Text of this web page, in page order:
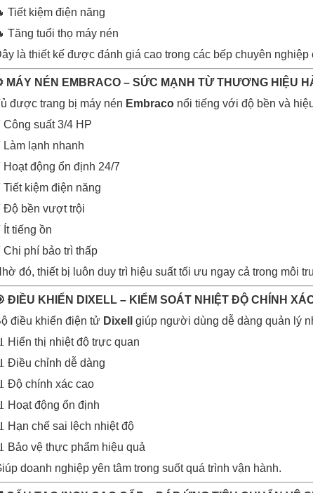
Tiết kiệm điện năng
Tăng tuổi thọ máy nén
là thiết kế được đánh giá cao trong các bếp chuyên nghiệp
MÁY NÉN EMBRACO – SỨC MẠNH TỪ THƯƠNG HIỆU
được trang bị máy nén Embraco nổi tiếng với độ bền và
Công suất 3/4 HP
Làm lạnh nhanh
Hoạt động ổn định 24/7
Tiết kiệm điện năng
Độ bền vượt trội
Ít tiếng ồn
Chi phí bảo trì thấp
đó, thiết bị luôn duy trì hiệu suất tối ưu ngay cả trong môi
ĐIỀU KHIỂN DIXELL – KIỂM SOÁT NHIỆT ĐỘ CHÍNH
điều khiển điện tử Dixell
giúp người dùng dễ dàng quản lý
Hiển thị nhiệt độ trực quan
Điều chỉnh dễ dàng
Độ chính xác cao
Hoạt động ổn định
Hạn chế sai lệch nhiệt độ
Bảo vệ thực phẩm hiệu quả
doanh nghiệp yên tâm trong suốt quá trình vận hành.